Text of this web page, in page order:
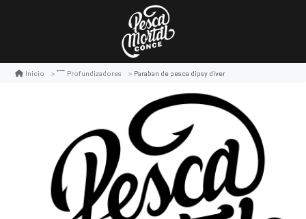
Inicio Profundizadores Paraban de pesca dipsy diver